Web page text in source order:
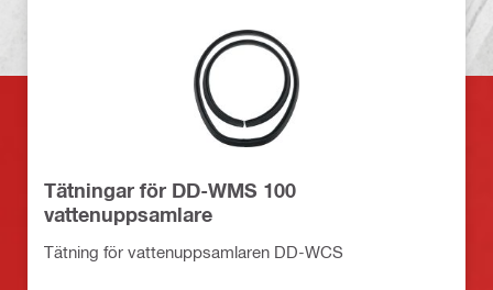
Tätningar för DD-WMS 100
vattenuppsamlare
Tätning för vattenuppsamlaren DD-WCS